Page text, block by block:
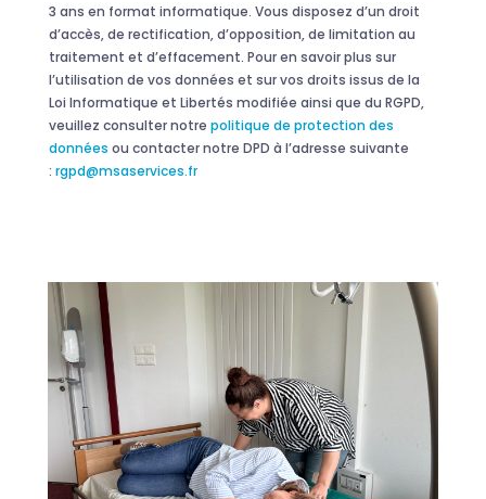
3 ans en format informatique. Vous disposez d’un droit
d’accès, de rectification, d’opposition, de limitation au
traitement et d’effacement. Pour en savoir plus sur
l’utilisation de vos données et sur vos droits issus de la
Loi Informatique et Libertés modifiée ainsi que du RGPD,
veuillez consulter notre politique de protection des
données ou contacter notre DPD à l’adresse suivante
: rgpd@msaservices.fr